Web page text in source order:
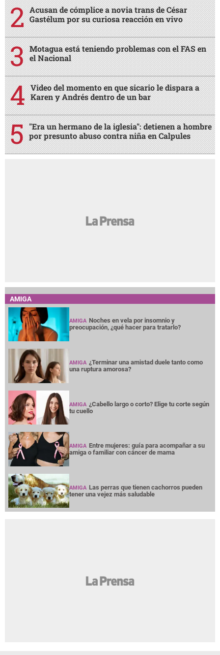
Acusan de cómplice a novia trans de César
Gastélum por su curiosa reacción en vivo
Motagua está teniendo problemas con el FAS en
el Nacional
Video del momento en que sicario le dispara a
Karen y Andrés dentro de un bar
"Era un hermano de la iglesia": detienen a hombre
por presunto abuso contra niña en Calpules
AMIGA
AMIGA Noches en vela por insomnio y
preocupación, ¿qué hacer para tratarlo?
AMIGA ¿Terminar una amistad duele tanto como
una ruptura amorosa?
AMIGA ¿Cabello largo o corto? Elige tu corte según
tu cuello
AMIGA Entre mujeres: guía para acompañar a su
amiga o familiar con cáncer de mama
AMIGA Las perras que tienen cachorros pueden
tener una vejez más saludable